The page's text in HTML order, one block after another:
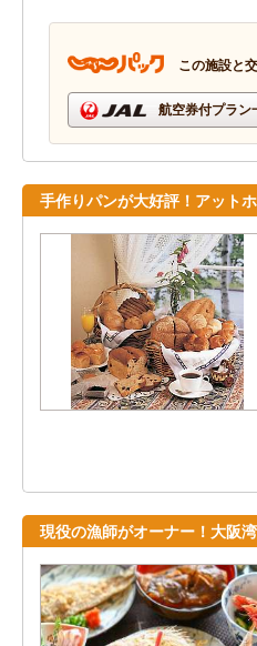
この施設と
航空券付プラン
手作りパンが大好評！アット
現役の漁師がオーナー！大阪